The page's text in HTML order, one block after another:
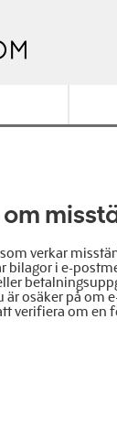
verkar
bilagor i e-
är osäker på om
verifiera om en